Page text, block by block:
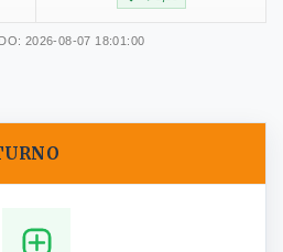
2026-08-07 18:01:00